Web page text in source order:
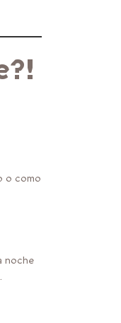
o como
noche